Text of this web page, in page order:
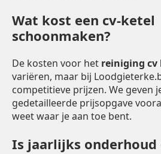
Wat kost een cv-ketel
schoonmaken?
De kosten voor het reiniging cv
variëren, maar bij
competitieve prijzen. We geven
gedetailleerde prijsopgave
weet waar je aan toe bent.
Is jaarlijks onderhoud